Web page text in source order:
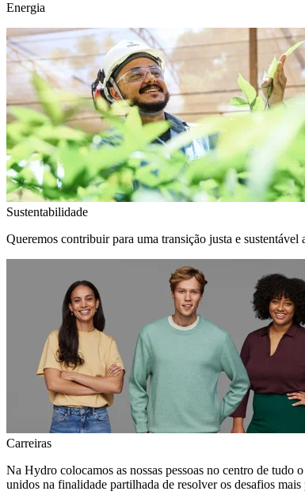
Energia
Sustentabilidade
Queremos contribuir para uma transição justa e
Carreiras
Na Hydro colocamos as nossas pessoas no centro de tudo
unidos na finalidade partilhada de resolver os desafios mais